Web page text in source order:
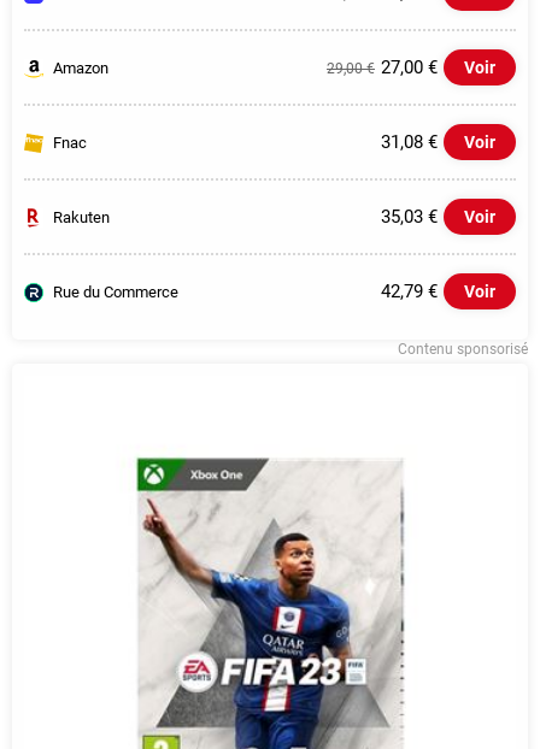
Amazon 29,00 € 27,00 € Voir
Fnac 31,08 € Voir
Rakuten 35,03 € Voir
Rue du Commerce 42,79 € Voir
Contenu sponsorisé